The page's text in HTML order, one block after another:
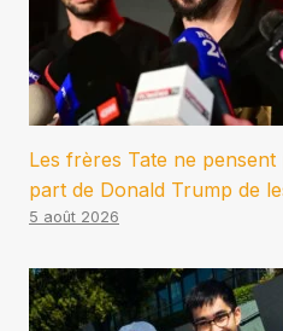
Les frères Tate ne pensent
part de Donald Trump de
5 août 2026